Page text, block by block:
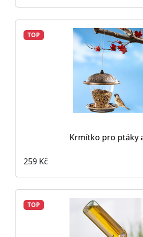
TOP
Krmítko pro ptáky
259 Kč
TOP